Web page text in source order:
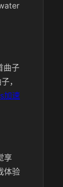
曲子
，
加速
享
体验